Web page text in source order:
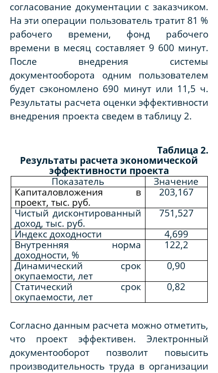
согласование документации с заказчиком.
На эти операции пользователь тратит 81 %
рабочего времени, фонд рабочего
времени в месяц составляет 9 600 минут.
После внедрения системы
документооборота одним пользователем
будет сэкономлено 690 минут или 11,5 ч.
Результаты расчета оценки эффективности
внедрения проекта сведем в таблицу 2.
Таблица 2.
Результаты расчета экономической
эффективности проекта
Показатель
Значение
Капиталовложения в
проект, тыс. руб.
203,167
Чистый дисконтированный
доход, тыс. руб.
751,527
Индекс доходности
4,699
Внутренняя норма
доходности, %
122,2
Динамический срок
окупаемости, лет
0,90
Статический срок
окупаемости, лет
0,82
Согласно данным расчета можно отметить,
что проект эффективен. Электронный
документооборот позволит повысить
производительность труда в организации